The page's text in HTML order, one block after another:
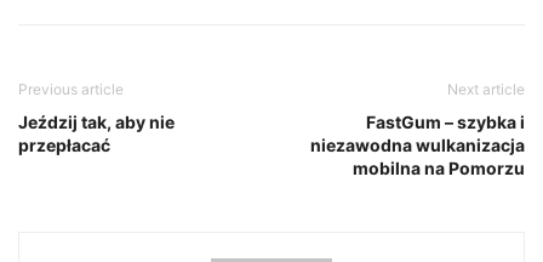
Previous article
Jeździj tak, aby nie
przepłacać
Next article
FastGum – szybka i
niezawodna wulkanizacja
mobilna na Pomorzu